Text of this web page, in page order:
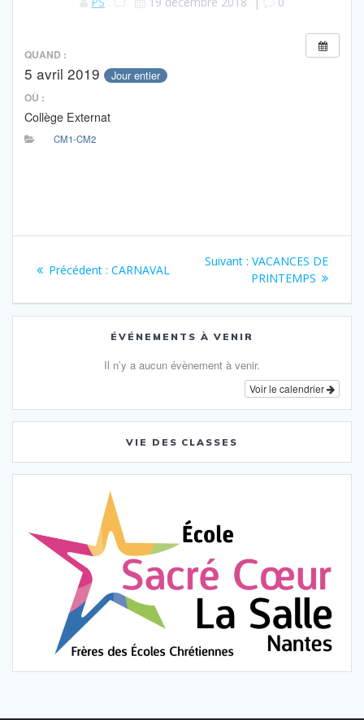
QUAND :
5 avril 2019 Jour entier
OÙ :
Collège Externat
CM1-CM2
de
l’article
Précédent : Article
:
CARNAVAL
Suivant : Article
suivant
VACANCES DE
PRINTEMPS
ÉVÉNEMENTS À VENIR
Il n’y a aucun évènement à venir.
Voir le calendrier
VIE DES CLASSES